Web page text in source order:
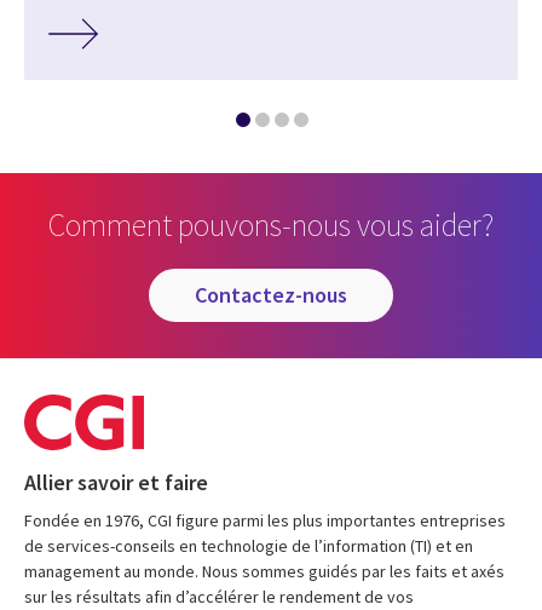
Comment pouvons-nous vous aider?
contactez-nous
Allier savoir et faire
Fondée en 1976, CGI figure parmi les plus importantes entreprises
de services-conseils en technologie de l’information (TI) et en
management au monde. Nous sommes guidés par les faits et axés
sur les résultats afin d’accélérer le rendement de vos